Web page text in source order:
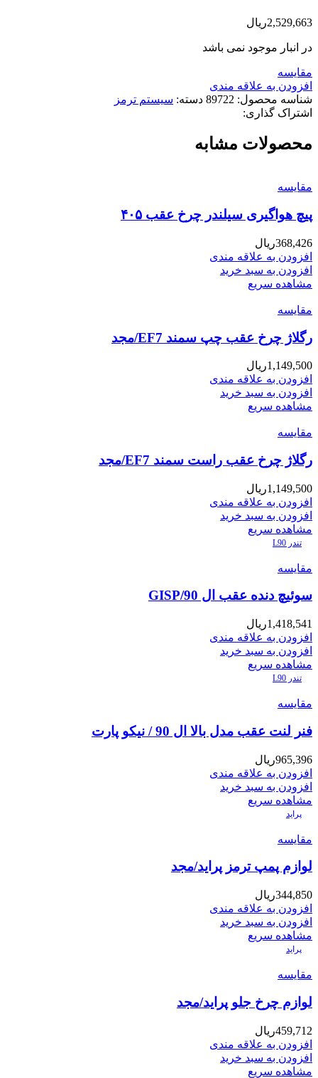
2,529,663ریال
در انبار موجود نمی باشد
مقایسه
افزودن به علاقه مندی
شناسه محصول: 89722 دسته: سیستم ترمز
اشتراک گذاری:
محصولات مشابه
مقایسه
پیچ هواگیری سیلندر چرخ عقب ۴۰۵
368,426ریال
افزودن به علاقه مندی
افزودن به سبد خرید
مشاهده سریع
مقایسه
رگلاژ چرخ عقب چپ سمند EF7/مجد
1,149,500ریال
افزودن به علاقه مندی
افزودن به سبد خرید
مشاهده سریع
مقایسه
رگلاژ چرخ عقب راست سمند EF7/مجد
1,149,500ریال
افزودن به علاقه مندی
افزودن به سبد خرید
مشاهده سریع
تندر L90
مقایسه
سوئیچ دنده عقب ال 90/GISP
1,418,541ریال
افزودن به علاقه مندی
افزودن به سبد خرید
مشاهده سریع
تندر L90
مقایسه
فنر لنت عقب مدل بالا ال 90 / نیکو پارت
965,396ریال
افزودن به علاقه مندی
افزودن به سبد خرید
مشاهده سریع
پراید
مقایسه
لوازم پمپ ترمز پراید/مجد
344,850ریال
افزودن به علاقه مندی
افزودن به سبد خرید
مشاهده سریع
پراید
مقایسه
لوازم چرخ جلو پراید/مجد
459,712ریال
افزودن به علاقه مندی
افزودن به سبد خرید
مشاهده سریع